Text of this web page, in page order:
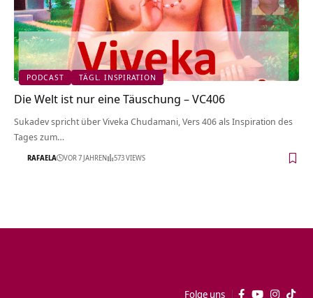
PODCAST TÄGL. INSPIRATION
Die Welt ist nur eine Täuschung – VC406
Sukadev spricht über Viveka Chudamani, Vers 406 als Inspiration des
Tages zum…
RAFAELA VOR 7 JAHREN 573 VIEWS
Folge uns